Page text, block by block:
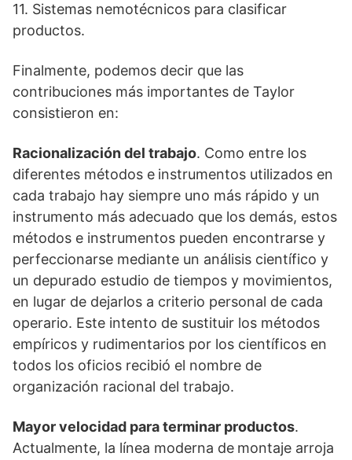
11. Sistemas nemotécnicos para clasificar
productos.
Finalmente, podemos decir que las
contribuciones más importantes de Taylor
consistieron en:
Racionalización del trabajo. Como entre los
diferentes métodos e instrumentos utilizados en
cada trabajo hay siempre uno más rápido y un
instrumento más adecuado que los demás, estos
métodos e instrumentos pueden encontrarse y
perfeccionarse mediante un análisis científico y
un depurado estudio de tiempos y movimientos,
en lugar de dejarlos a criterio personal de cada
operario. Este intento de sustituir los métodos
empíricos y rudimentarios por los científicos en
todos los oficios recibió el nombre de
organización racional del trabajo.
Mayor velocidad para terminar productos.
Actualmente, la línea moderna de montaje arroja